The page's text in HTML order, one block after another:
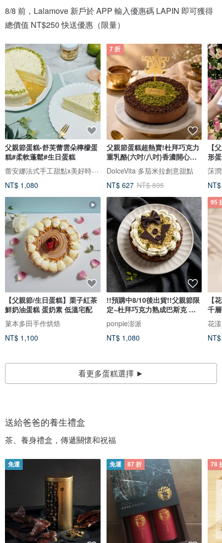
8/8 前，Lalamove 新戶於 APP 輸入優惠碼 LAPIN 即可獲得
總價值 NT$250 快送優惠（限量）
父親節蛋糕-舒芙蕾雲朵檸檬蛋
糕#柔軟蓬鬆#生日蛋糕
蕾安娜法式手工甜點x美好時光咖啡
NT$ 1,080
【父親節/生日蛋糕】栗子紅茶
鮮奶油蛋糕 蛋奶素 低溫宅配
菓本多田手作烘焙
NT$ 1,100
7 折
父親節蛋糕超熱賣!杜拜巧克力
重乳酪(六吋/八吋)香濃開心果
榛果醬
DolceVita 多茄米拉創意甜點
NT$ 627 NT$ 895
!!預購中8/10後出貨!!父親節限
定~杜拜巧克力熟成巴斯克 蛋
奶素慶
ponpie澎派
NT$ 1,080
【
形
莯
95
【
千
花
看更多蛋糕選擇 ►
送給爸爸的養生禮盒
茶、養身禮盒，傳遞關懷和祝福
免運 免運 87 折 78